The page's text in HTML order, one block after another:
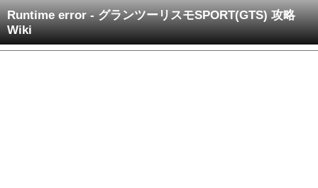
Runtime error - グランツーリスモSPORT(GTS) 攻略
Wiki